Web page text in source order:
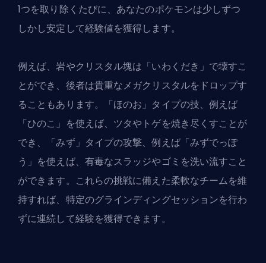
1つを取り除くたびに、あなたのポケモンは少しずつ
しかし安定して経験値を獲得します。
例えば、岩やクリスタル塊は「いわくだき」で壊すこ
とができ、後者は貴重なメガクリスタルをドロップす
ることもあります。「ほのお」タイプの技、例えば
「ひのこ」を使えば、ツタやトゲを焼き尽くすことが
でき、「みず」タイプの攻撃、例えば「みずでっぽ
う」を使えば、有毒なスラッジやゴミを洗い流すこと
ができます。これらの挑戦に備えた柔軟なチームを維
持すれば、特定のグラインディングセッションを行わ
ずに連続して経験を獲得できます。